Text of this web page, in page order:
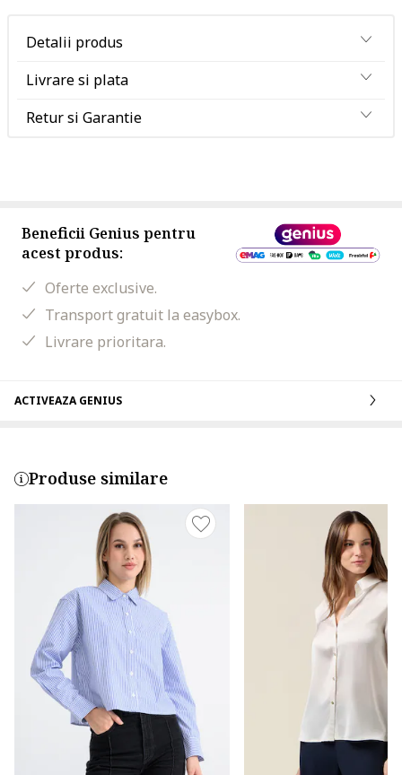
Detalii produs
Livrare si plata
Retur si Garantie
Beneficii Genius pentru
acest produs:
Oferte exclusive.
Transport gratuit la easybox.
Livrare prioritara.
ACTIVEAZA GENIUS
Produse similare